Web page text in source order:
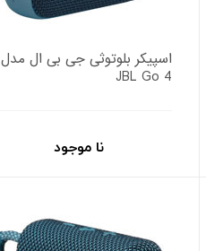
اسپیکر بلوتوثی جی بی ال مدل
JBL Go 4
نا موجود